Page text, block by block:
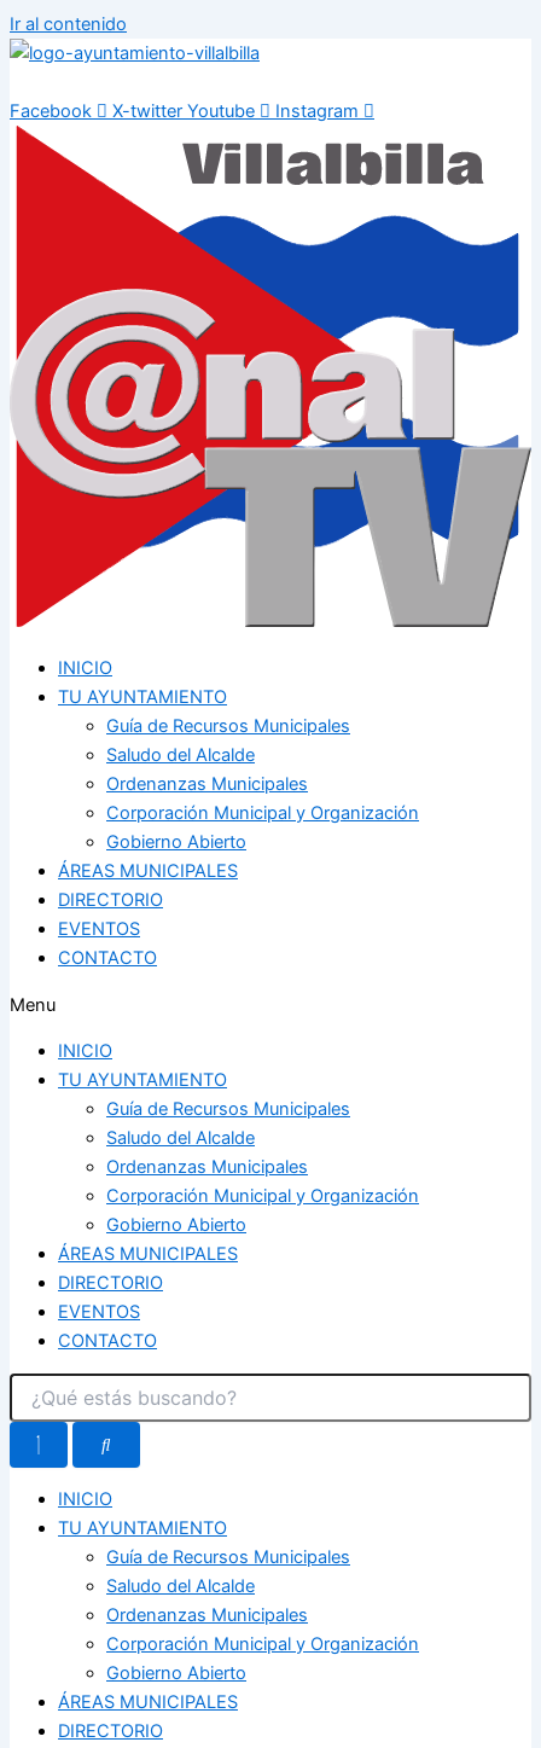
Ir al contenido
Facebook X-twitter Youtube Instagram
INICIO
TU AYUNTAMIENTO
Guía de Recursos Municipales
Saludo del Alcalde
Ordenanzas Municipales
Corporación Municipal y Organización
Gobierno Abierto
ÁREAS MUNICIPALES
DIRECTORIO
EVENTOS
CONTACTO
Menu
INICIO
TU AYUNTAMIENTO
Guía de Recursos Municipales
Saludo del Alcalde
Ordenanzas Municipales
Corporación Municipal y Organización
Gobierno Abierto
ÁREAS MUNICIPALES
DIRECTORIO
EVENTOS
CONTACTO
INICIO
TU AYUNTAMIENTO
Guía de Recursos Municipales
Saludo del Alcalde
Ordenanzas Municipales
Corporación Municipal y Organización
Gobierno Abierto
ÁREAS MUNICIPALES
DIRECTORIO